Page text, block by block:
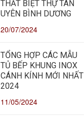
THẤT BIỆT THỰ TÂN
UYÊN BÌNH DƯƠNG
20/07/2024
TỔNG HỢP CÁC MẪU
TỦ BẾP KHUNG INOX
CÁNH KÍNH MỚI NHẤT
2024
11/05/2024